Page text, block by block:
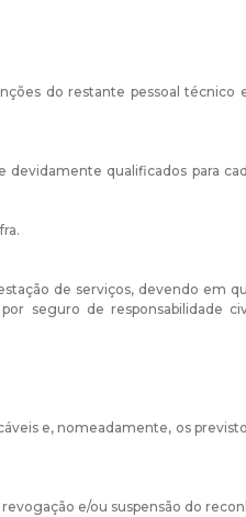
do restante pessoal técnico
devidamente qualificados para
de serviços, devendo em
seguro de responsabilidade
e, nomeadamente, os
e/ou suspensão do